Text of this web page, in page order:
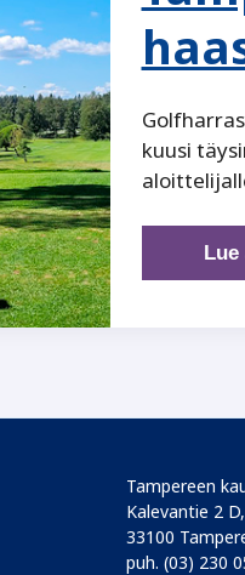
kuusi
Tampereen
Kalevantie 2
33100
puh. (03) 230